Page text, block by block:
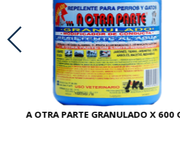
A OTRA PARTE GRANULADO X 600